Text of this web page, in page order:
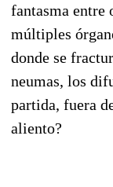
fantasma entre
múltiples
donde se
neumas, los
partida, fuera
aliento?